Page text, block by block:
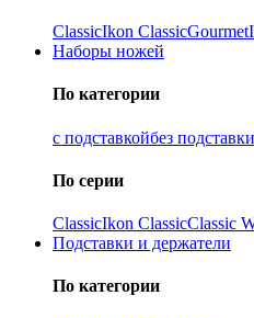
ClassicIkon ClassiсGourmet
Наборы ножей
По категории
с подставкойбез подставки
По серии
ClassicIkon ClassiсClassic
Подставки и держатели
По категории